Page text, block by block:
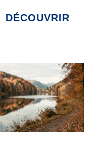
DÉCOUVRIR